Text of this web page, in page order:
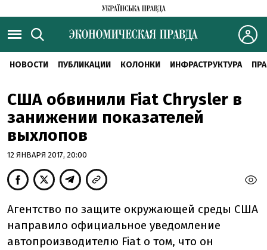
НОВОСТИ ПУБЛИКАЦИИ КОЛОНКИ ИНФРАСТРУКТУРА
США обвинили Fiat Chrysler в
занижении показателей
выхлопов
12 ЯНВАРЯ 2017, 20:00
Агентство по защите окружающей среды США
направило официальное уведомление
автопроизводителю Fiat о том, что он